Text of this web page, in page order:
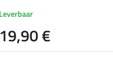
Leverbaar
19,90 €